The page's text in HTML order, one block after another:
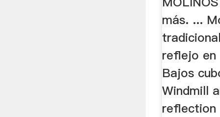
más. ...
reflejo en
Bajos
Windmill
reflection